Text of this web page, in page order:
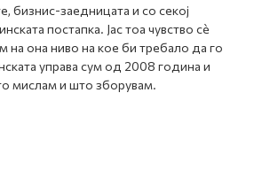
бизнис-заедницата и со секој
постапка. Јас тоа чувство сè
на она ниво на кое би требало да го
управа сум од 2008 година и
мислам и што зборувам.